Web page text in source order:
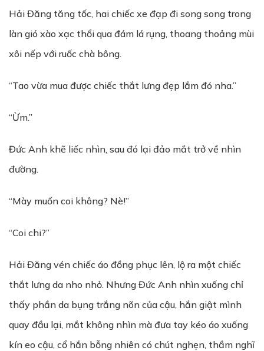
Hải Đăng tăng tốc, hai chiếc xe đạp đi song song trong
làn gió xào xạc thổi qua đám lá rụng, thoang thoảng mùi
xôi nếp với ruốc chà bông.
“Tao vừa mua được chiếc thắt lưng đẹp lắm đó nha.”
“Ừm.”
Đức Anh khẽ liếc nhìn, sau đó lại đảo mắt trở về nhìn
đường.
“Mày muốn coi không? Nè!”
“Coi chi?”
Hải Đăng vén chiếc áo đồng phục lên, lộ ra một chiếc
thắt lưng da nho nhỏ. Nhưng Đức Anh nhìn xuống chỉ
thấy phần da bụng trắng nõn của cậu, hắn giật mình
quay đầu lại, mắt không nhìn mà đưa tay kéo áo xuống
kín eo cậu, cổ hắn bỗng nhiên có chút nghẹn, thầm nghĩ